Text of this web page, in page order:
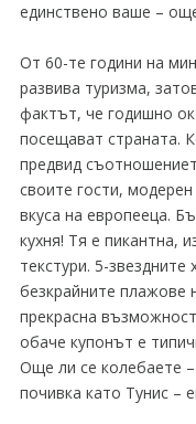
единствено ваше –
От 60-те години на
развива туризма,
фактът, че годишно
посещават страната.
предвид
своите гости,
вкуса на европееца.
кухня! Тя е пикантна,
текстури. 5-
безкрайните плажове
прекрасна
обаче купонът е
Още ли се колебаете
почивка като Тунис –